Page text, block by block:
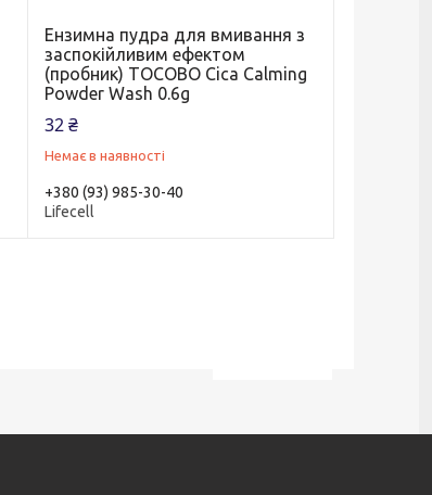
Ензимна пудра для вмивання з
заспокійливим ефектом
(пробник) TOCOBO Cica Calming
Powder Wash 0.6g
32 ₴
Немає в наявності
+380 (93) 985-30-40
Lifecell